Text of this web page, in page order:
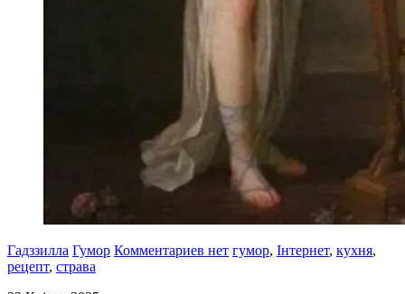
Гадззилла Гумор Комментариев нет гумор, Інтернет, кухня,
рецепт, страва